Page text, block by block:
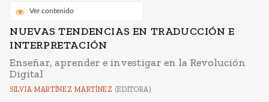
Ver contenido
NUEVAS TENDENCIAS EN TRADUCCIÓN E
INTERPRETACIÓN
Enseñar, aprender e investigar en la Revolución
Digital
SILVIA MARTÍNEZ MARTÍNEZ (EDITORA)